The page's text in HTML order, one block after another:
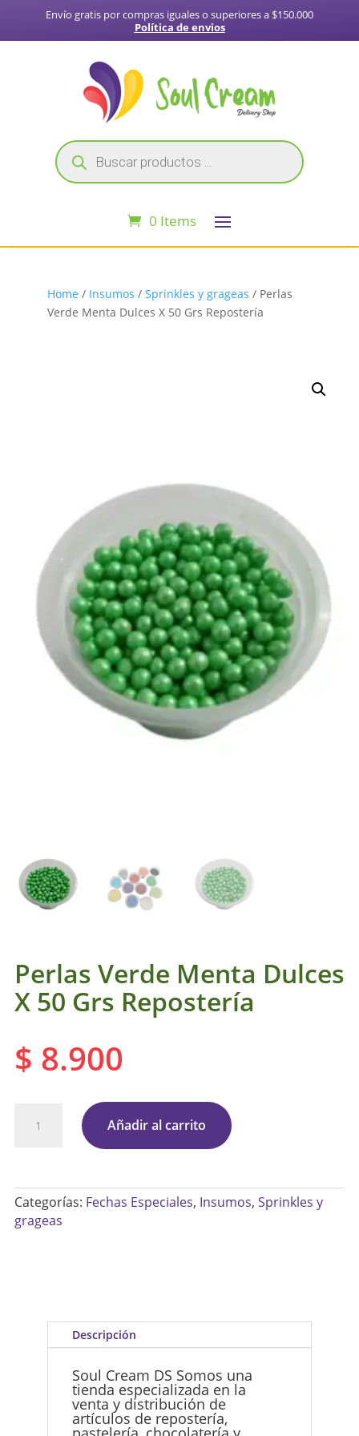
Envío gratis por compras iguales o superiores a $150.000
Política de envios
Búsqueda
de
productos
0 Items
Home / Insumos /Sprinkles y grageas / Perlas
Verde Menta Dulces X 50 Grs Repostería
Perlas Verde Menta Dulces
X 50 Grs Repostería
$ 8.900
Perlas
Dulces
X
cantidad
Añadir al carrito
Categorías: Fechas Especiales, Insumos, Sprinkles y
grageas
Descripción
Soul Cream DS Somos una
tienda especializada en la
venta y distribución de
artículos de repostería,